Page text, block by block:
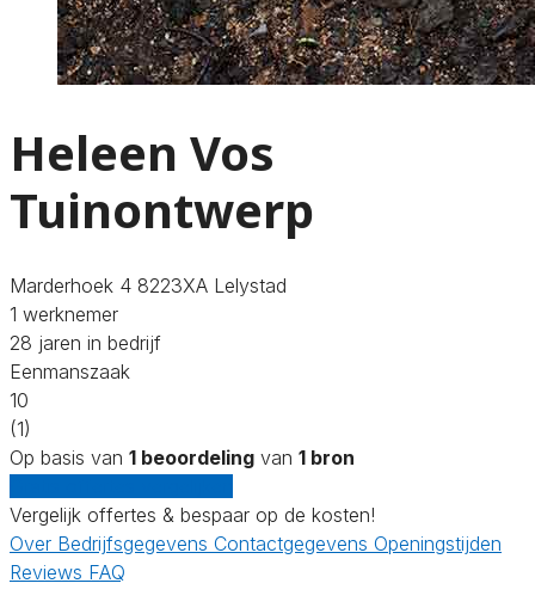
Heleen Vos
Tuinontwerp
Marderhoek 4 8223XA Lelystad
1 werknemer
28 jaren in bedrijf
Eenmanszaak
10
(1)
Op basis van 1 beoordeling van 1 bron
Vergelijk offertes & bespaar op de kosten!
Over Bedrijfsgegevens Contactgegevens Openingstijden
Reviews FAQ